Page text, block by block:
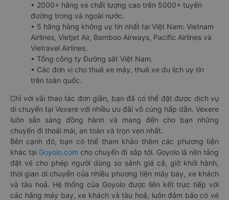
• 2000+ hãng xe chất lượng cao trên 5000+ tuyến
đường trong và ngoài nước.
• 5 hãng hàng không uy tín nhất tại Việt Nam: Vietnam
Airlines, Vietjet Air, Bamboo Airways, Pacific Airlines và
Vietravel Airlines.
• Tổng công ty Đường sắt Việt Nam.
• Các đơn vị cho thuê xe máy, thuê xe du lịch uy tín
trên toàn quốc.
Chỉ với vài thao tác đơn giản, bạn đã có thể đặt được dịch vụ
di chuyển tại Vexere với nhiều ưu đãi vô cùng hấp dẫn. Vexere
luôn sẵn sàng đồng hành và mang đến cho bạn những
chuyến đi thoải mái, an toàn và trọn vẹn nhất.
Bên cạnh đó, bạn có thể tham khảo thêm các phương tiện
khác tại Goyolo.com cho chuyến đi sắp tới. Goyolo là nền tảng
đặt vé cho phép người dùng so sánh giá cả, giờ khởi hành,
thời gian di chuyển của nhiều phương tiện máy bay, xe khách
và tàu hoả. Hệ thống của Goyolo được liên kết trực tiếp với
các hãng máy bay, xe khách và tàu hoả, luôn đảm bảo có vé